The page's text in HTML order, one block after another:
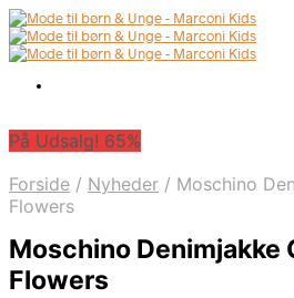
På Udsalg! 65%
Forside / Nyheder / Moschino
Flowers
Moschino Denimjakke
Flowers